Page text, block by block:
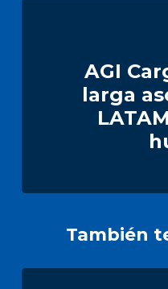
AGI
larga
También